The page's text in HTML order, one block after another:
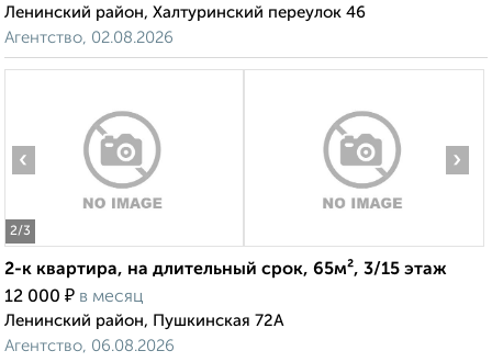
Ленинский район, Халтуринский переулок 46
Агентство, 02.08.2026
2/3
‹ ›
2-к квартира, на длительный срок, 65м², 3/15 этаж
12 000 ₽ в месяц
Ленинский район, Пушкинская 72А
Агентство, 06.08.2026